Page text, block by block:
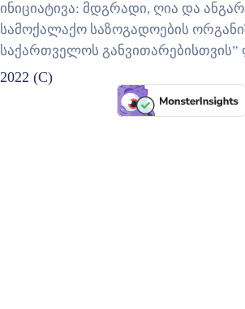
ინიციატივა: მდგრადი, ღია და
სამოქალაქო საზოგადოების
საქართველოს
2022 (C)